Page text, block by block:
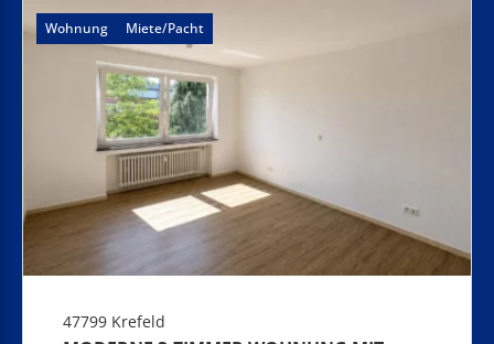
Wohnung Miete/Pacht
47799 Krefeld